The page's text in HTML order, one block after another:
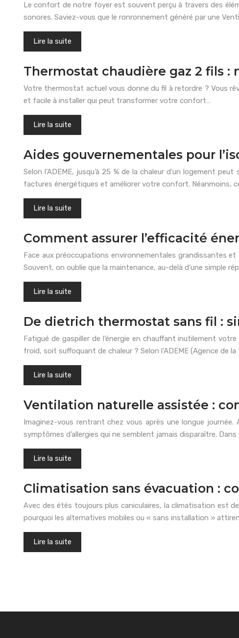
Le confort de notre foyer est souvent perçu à travers des
sonores. Saviez-vous que le ronronnement généré par une
Lire la suite
Thermostat chaudière gaz 2 fils :
Votre thermostat actuel vous donne du fil à retordre ? Vous
et facile à installer qui peut transformer votre confort…
Lire la suite
Aides gouvernementales pour
Selon l’ADEME, jusqu’à 25 % de la chaleur d’un logement
factures énergétiques et améliorer votre confort. Néanmoins,
Lire la suite
Comment assurer l’efficacité
Face aux préoccupations environnementales grandissantes
Souvent, on oublie que la maintenance, au-delà d’une simple
Lire la suite
De dietrich thermostat sans fil :
Fatigué de gaspiller de l’énergie en chauffant inutilement
froid, soit suffoquant de chaleur ? Selon l’ADEME (Agence de
Lire la suite
Ventilation naturelle assistée :
Imaginez-vous rentrant chez vous après une longue
symptômes d’allergies qui ne semblent jamais disparaître.
Lire la suite
Climatisation sans évacuation :
Avec des étés toujours plus caniculaires, la climatisation est
pourquoi les alternatives mobiles ou « sans installation »
Lire la suite